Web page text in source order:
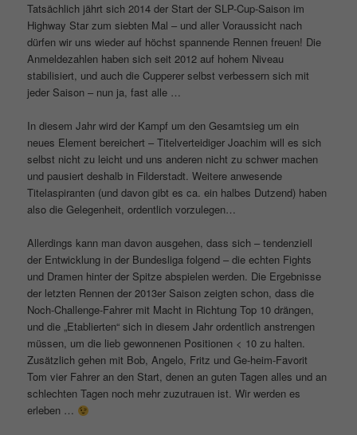
Tatsächlich jährt sich 2014 der Start der SLP-Cup-Saison im
Highway Star zum siebten Mal – und aller Voraussicht nach
dürfen wir uns wieder auf höchst spannende Rennen freuen! Die
Anmeldezahlen haben sich seit 2012 auf hohem Niveau
stabilisiert, und auch die Cupperer selbst verbessern sich mit
jeder Saison – nun ja, fast alle …
In diesem Jahr wird der Kampf um den Gesamtsieg um ein
neues Element bereichert – Titelverteidiger Joachim will es sich
selbst nicht zu leicht und uns anderen nicht zu schwer machen
und pausiert deshalb in Filderstadt. Weitere anwesende
Titelaspiranten (und davon gibt es ca. ein halbes Dutzend) haben
also die Gelegenheit, ordentlich vorzulegen…
Allerdings kann man davon ausgehen, dass sich – tendenziell
der Entwicklung in der Bundesliga folgend – die echten Fights
und Dramen hinter der Spitze abspielen werden. Die Ergebnisse
der letzten Rennen der 2013er Saison zeigten schon, dass die
Noch-Challenge-Fahrer mit Macht in Richtung Top 10 drängen,
und die „Etablierten“ sich in diesem Jahr ordentlich anstrengen
müssen, um die lieb gewonnenen Positionen < 10 zu halten.
Zusätzlich gehen mit Bob, Angelo, Fritz und Ge-heim-Favorit
Tom vier Fahrer an den Start, denen an guten Tagen alles und an
schlechten Tagen noch mehr zuzutrauen ist. Wir werden es
erleben …